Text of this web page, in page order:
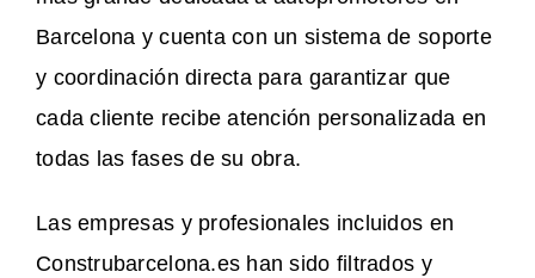
Barcelona y cuenta con un sistema de soporte
y coordinación directa para garantizar que
cada cliente recibe atención personalizada en
todas las fases de su obra.
Las empresas y profesionales incluidos en
Construbarcelona.es han sido filtrados y